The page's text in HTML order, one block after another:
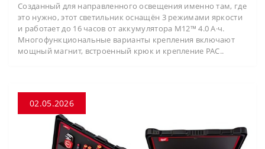
Созданный для направленного освещения именно там, где
это нужно, этот светильник оснащён 3 режимами яркости
и работает до 16 часов от аккумулятора M12™ 4.0 А·ч.
Многофункциональные варианты крепления включают
мощный магнит, встроенный крюк и крепление PAC..
02.05.2026